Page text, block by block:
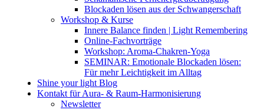
Blockaden lösen aus der Schwangerschaft
Workshop & Kurse
Innere Balance finden | Light Remembering
Online-Fachvorträge
Workshop: Aroma-Chakren-Yoga
SEMINAR: Emotionale Blockaden lösen:
Für mehr Leichtigkeit im Alltag
Shine your light Blog
Kontakt für Aura- & Raum-Harmonisierung
Newsletter